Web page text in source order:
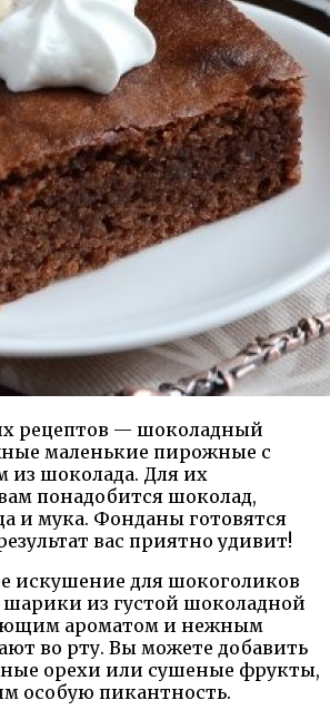
рецептов — шоколадный
маленькие пирожные с
шоколада. Для их
понадобится шоколад,
и мука. Фонданы готовятся
вас приятно удивит!
искушение для шокоголиков
из густой шоколадной
ароматом и нежным
во рту. Вы можете добавить
орехи или сушеные фрукты,
особую пикантность.